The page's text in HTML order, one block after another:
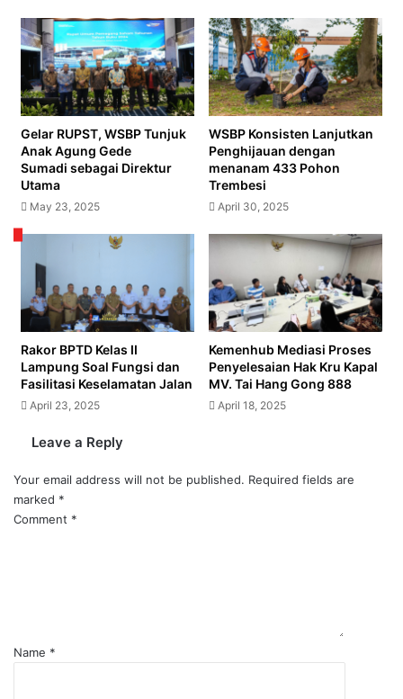
Transportasi
Gelar RUPST, WSBP Tunjuk
Anak Agung Gede
Sumadi sebagai Direktur
Utama
May 23, 2025
WSBP Konsisten Lanjutkan
Penghijauan dengan
menanam 433 Pohon
Trembesi
April 30, 2025
Rakor BPTD Kelas II
Lampung Soal Fungsi dan
Fasilitasi Keselamatan Jalan
April 23, 2025
Kemenhub Mediasi Proses
Penyelesaian Hak Kru Kapal
MV. Tai Hang Gong 888
April 18, 2025
Leave a Reply
Your email address will not be published. Required fields are
marked *
Comment *
Name *